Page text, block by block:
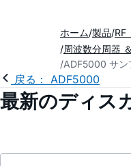
ホーム 製品 RF
周波数分周器
ADF5000 サン
戻る： ADF5000
最新のディス